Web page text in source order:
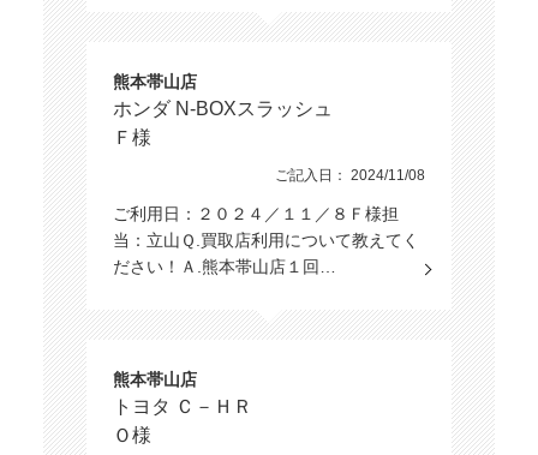
熊本帯山店
ホンダ N-BOXスラッシュ
Ｆ様
ご記入日： 2024/11/08
ご利用日：２０２４／１１／８Ｆ様担
当：立山Ｑ.買取店利用について教えてく
ださい！Ａ.熊本帯山店１回…
熊本帯山店
トヨタ Ｃ－ＨＲ
Ｏ様